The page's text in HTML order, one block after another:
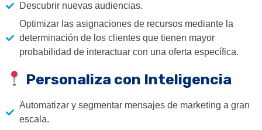
Descubrir nuevas audiencias.
Optimizar las asignaciones de recursos mediante la
determinación de los clientes que tienen mayor
probabilidad de interactuar con una oferta específica.
Personaliza con Inteligencia
Automatizar y segmentar mensajes de marketing a gran
escala.